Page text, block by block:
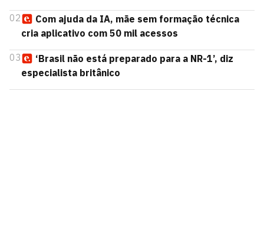
02
Com ajuda da IA, mãe sem formação técnica
cria aplicativo com 50 mil acessos
03
‘Brasil não está preparado para a NR-1’, diz
especialista britânico